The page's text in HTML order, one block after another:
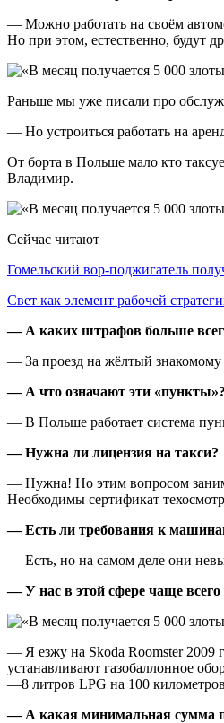
— Можно работать на своём
Но при этом, естественно, будут
Раньше мы уже писали про
— Но устроиться работать на
От борта в Польше мало кто
Владимир.
Сейчас читают
Гомельский вор-поджигатель
Свет как элемент рабочей
— А каких штрафов больше
— За проезд на жёлтый
— А что означают эти «пункты»?
— В Польше работает система
— Нужна ли лицензия на такси?
— Нужна! Но этим вопросом
Необходимы сертификат
— Есть ли требования к
— Есть, но на самом деле они
— У нас в этой сфере чаще
— Я езжу на Skoda Roomster 2009
устанавливают газобаллонное
—8 литров LPG на 100
— А какая минимальная сумма